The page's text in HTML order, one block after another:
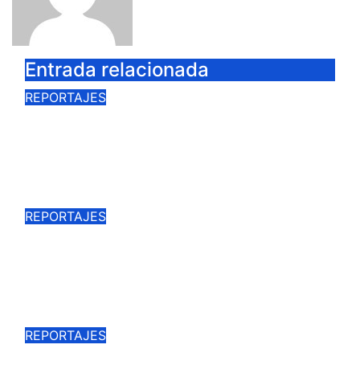
Entrada relacionada
REPORTAJES
REPORTAJES
REPORTAJES